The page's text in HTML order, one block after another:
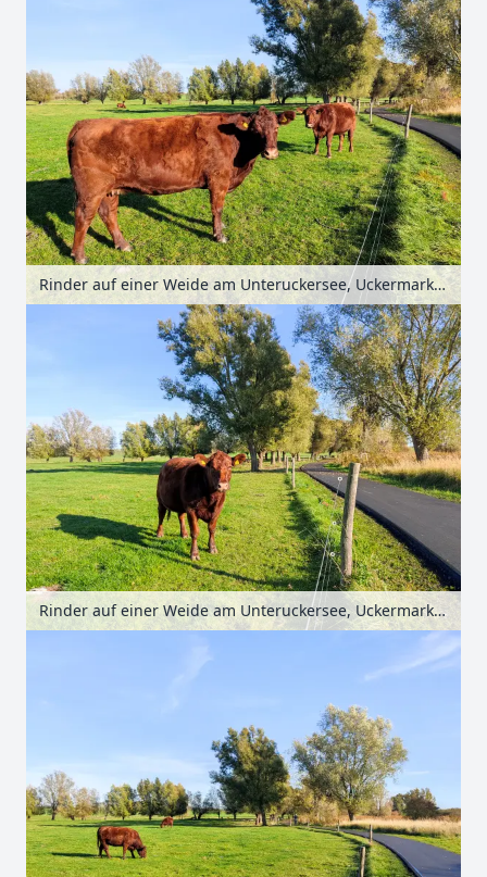
Rinder auf einer Weide am Unteruckersee, Uckermark, Brandenburg, Deutschland
Rinder auf einer Weide am Unteruckersee, Uckermark, Brandenburg, Deutschland